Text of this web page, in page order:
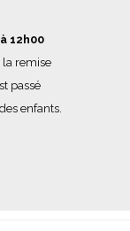
12h00
la remise
passé
enfants.